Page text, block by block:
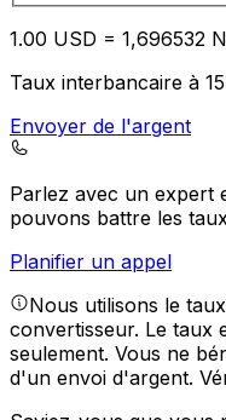
1.00 USD = 1,696532
Taux interbancaire à
Envoyer de l'argent
Parlez avec un expert
pouvons battre les
Planifier un appel
Nous utilisons le
convertisseur. Le taux
seulement. Vous ne
d'un envoi d'argent.